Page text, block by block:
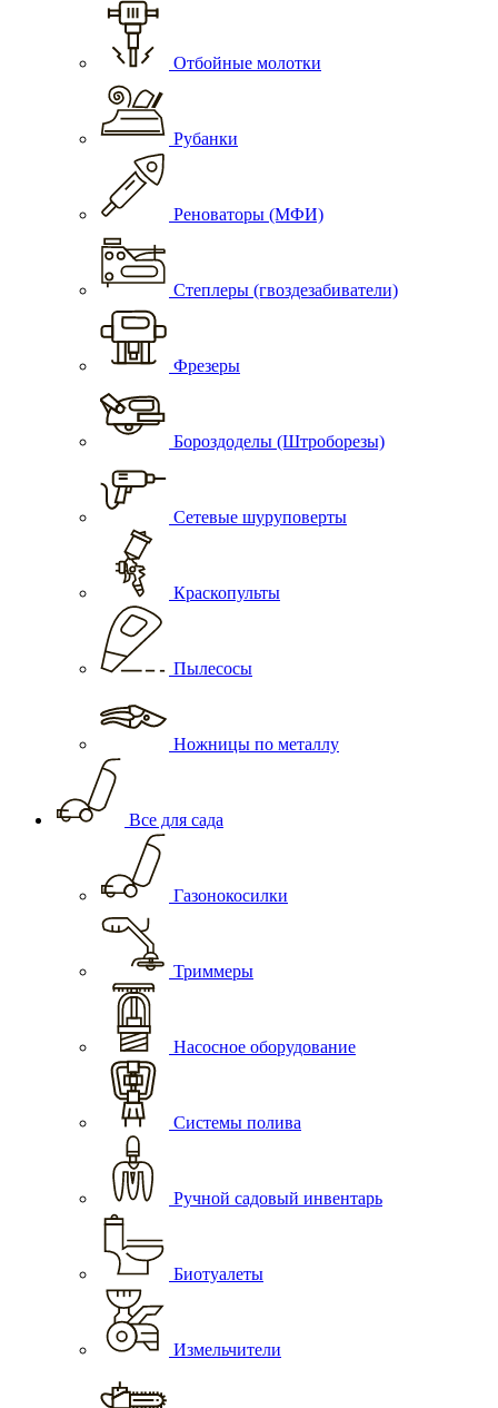
Отбойные молотки
Рубанки
Реноваторы (МФИ)
Степлеры (гвоздезабиватели)
Фрезеры
Бороздоделы (Штроборезы)
Сетевые шуруповерты
Краскопульты
Пылесосы
Ножницы по металлу
Все для сада
Газонокосилки
Триммеры
Насосное оборудование
Системы полива
Ручной садовый инвентарь
Биотуалеты
Измельчители